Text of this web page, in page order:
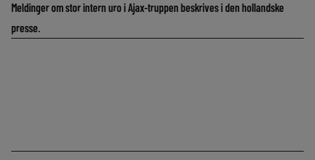
Meldinger om stor intern uro i Ajax-truppen beskrives i den hollandske
presse.